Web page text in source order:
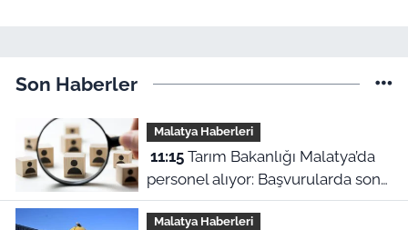
Son Haberler
Malatya Haberleri
11:15Tarım Bakanlığı Malatya’da
personel alıyor: Başvurularda son
gün bugün!
Malatya Haberleri